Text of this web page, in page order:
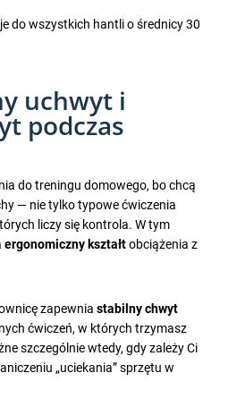
do wszystkich hantli o średnicy 30
uchwyt i
podczas
do treningu domowego, bo chcą
— nie tylko typowe ćwiczenia
liczy się kontrola. W tym
ergonomiczny kształtobciążenia z
zapewniastabilny chwyt
ćwiczeń, w których trzymasz
szczególnie wtedy, gdy zależy Ci
„uciekania” sprzętu w